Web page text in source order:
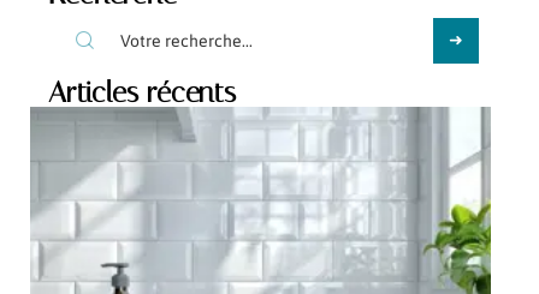
Articles récents